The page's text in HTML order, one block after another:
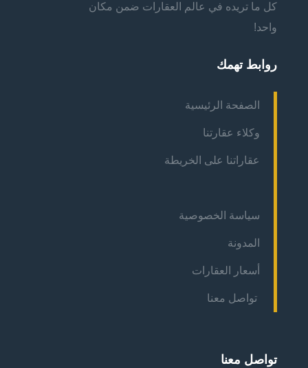
كل ما تريده في عالم العقارات ضمن مكان
واحد!
روابط تهمك
الصفحة الرئيسية
وكلاء عقارتنا
عقاراتنا على الخريطة
سياسة الخصوصية
المدونة
أسعار العقارات
تواصل معنا
تواصل معنا